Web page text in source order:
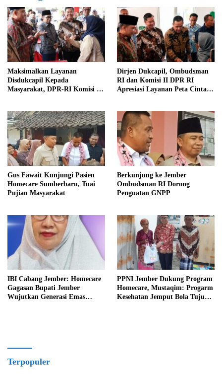
Maksimalkan Layanan
Disdukcapil Kepada
Masyarakat, DPR-RI Komisi II
Dirjen Dukcapil, Ombudsman
RI dan Komisi II DPR RI
Apresiasi Layanan Peta Cinta di
Gus Fawait Kunjungi Pasien
Homecare Sumberbaru, Tuai
Pujian Masyarakat
Berkunjung ke Jember
Ombudsman RI Dorong
Penguatan GNPP
IBI Cabang Jember: Homecare
Gagasan Bupati Jember
Wujutkan Generasi Emas
PPNI Jember Dukung Program
Homecare, Mustaqim: Progarm
Kesehatan Jemput Bola Tujuan
Terpopuler